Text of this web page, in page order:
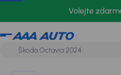
Volejte
MG